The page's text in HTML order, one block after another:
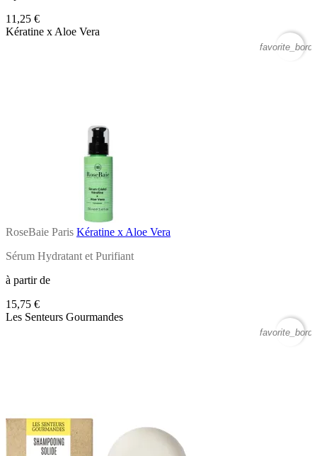
11,25 €
Kératine x Aloe Vera
RoseBaie Paris Kératine x Aloe Vera
Sérum Hydratant et Purifiant
à partir de
15,75 €
Les Senteurs Gourmandes